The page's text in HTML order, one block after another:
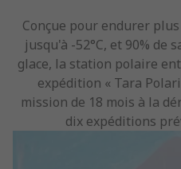
Conçue pour endurer
jusqu'à -52°C, et 90% de
glace, la station polaire
expédition « Tara
mission de 18 mois à la
dix expéditions